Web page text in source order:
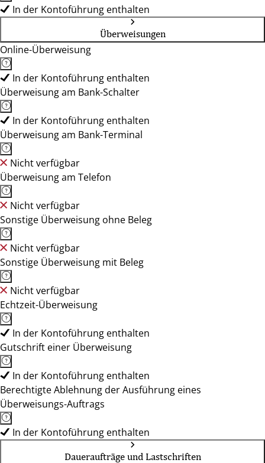
In der Kontoführung enthalten
Überweisungen
Online-Überweisung
In der Kontoführung enthalten
Überweisung am Bank-Schalter
In der Kontoführung enthalten
Überweisung am Bank-Terminal
Nicht verfügbar
Überweisung am Telefon
Nicht verfügbar
Sonstige Überweisung ohne Beleg
Nicht verfügbar
Sonstige Überweisung mit Beleg
Nicht verfügbar
Echtzeit-Überweisung
In der Kontoführung enthalten
Gutschrift einer Überweisung
In der Kontoführung enthalten
Berechtigte Ablehnung der Ausführung eines
Überweisungs-Auftrags
In der Kontoführung enthalten
Daueraufträge und Lastschriften